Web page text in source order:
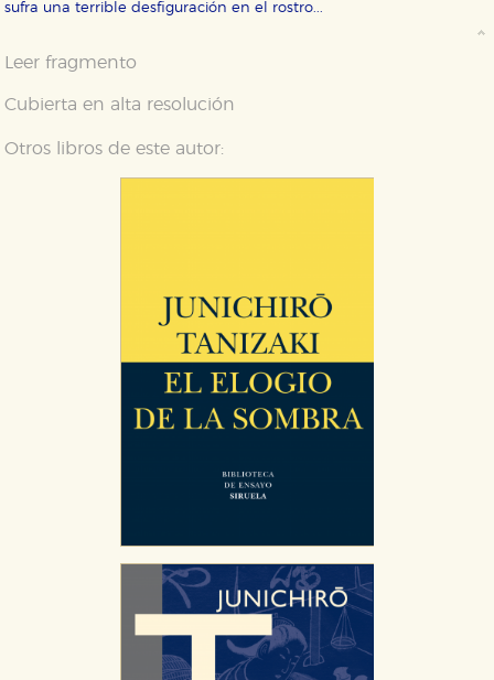
sufra una terrible desfiguración en el rostro...
Leer fragmento
Cubierta en alta resolución
Otros libros de este autor: